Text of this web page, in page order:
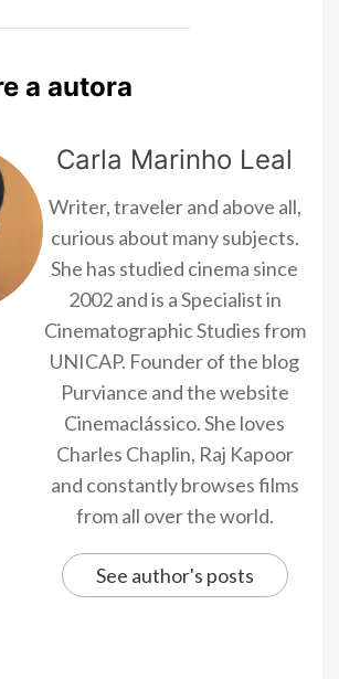
a autora
Carla Marinho Leal
Writer, traveler and above all,
curious about many subjects.
She has studied cinema since
2002 and is a Specialist in
Cinematographic Studies from
UNICAP. Founder of the blog
Purviance and the website
Cinemaclássico. She loves
Charles Chaplin, Raj Kapoor
and constantly browses films
from all over the world.
See author's posts